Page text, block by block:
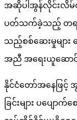
အဆိုပါအွန်လိုင်းလိမ်
ပတ်သက်ခဲ့သည့် တရား
သည့်စစ်ဆေးမှုများ
အညီ အရေးယူဆောင်
နိုင်ငံတော်အနေဖြ
ခြင်းများ ပပျော